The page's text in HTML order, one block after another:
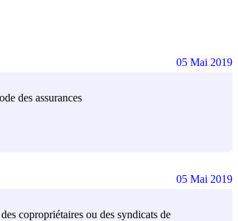
des assurances
05 Mai 2019
copropriétaires ou des syndicats de
05 Mai 2019